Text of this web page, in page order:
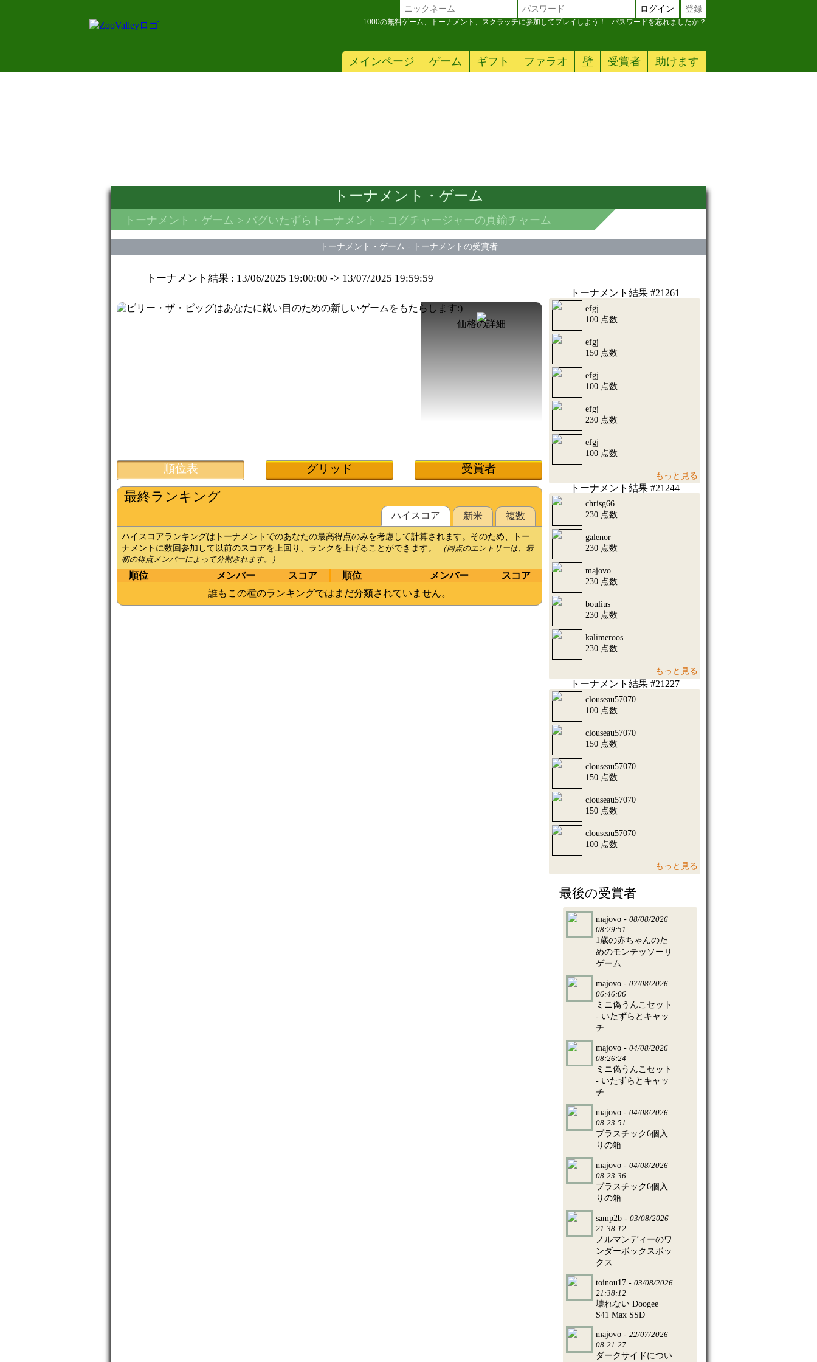
メインページ ゲーム ギフト ファラオ 壁 受賞者 助けます
ログイン 登録
1000の無料ゲーム、トーナメント、スクラッチに参加してプレイしよう！ パスワードを忘れましたか？
トーナメント・ゲーム
トーナメント・ゲーム > バグいたずらトーナメント - コグチャージャーの真鍮チャーム
トーナメント・ゲーム - トーナメントの受賞者
トーナメント結果 : 13/06/2025 19:00:00 -> 13/07/2025 19:59:59
価格の詳細
順位表 グリッド 受賞者
最終ランキング
ハイスコ​​ア 新米 複数
ハイスコアランキングはトーナメントでのあなたの最高得点のみを考慮して計算されます。そのため、トー
ナメントに数回参加して以前のスコアを上回り、ランクを上げることができます。
（同点のエントリーは、最
初の得点メンバーによって分割されます。）
順位 メンバー スコア 順位 メンバー
スコア
誰もこの種のランキングではまだ分類されていません。
トーナメント結果 #21261
efgj
100 点数
efgj
150 点数
efgj
100 点数
efgj
230 点数
efgj
100 点数
もっと見る
トーナメント結果 #21244
chrisg66
230 点数
galenor
230 点数
majovo
230 点数
boulius
230 点数
kalimeroos
230 点数
もっと見る
トーナメント結果 #21227
clouseau57070
100 点数
clouseau57070
150 点数
clouseau57070
150 点数
clouseau57070
150 点数
clouseau57070
100 点数
もっと見る
最後の受賞者
majovo - 08/08/2026
08:29:51
1歳の赤ちゃんのた
めのモンテッソーリ
ゲーム
majovo - 07/08/2026
06:46:06
ミニ偽うんこセット
- いたずらとキャッ
チ
majovo - 04/08/2026
08:26:24
ミニ偽うんこセット
- いたずらとキャッ
チ
majovo - 04/08/2026
08:23:51
プラスチック6個入
りの箱
majovo - 04/08/2026
08:23:36
プラスチック6個入
りの箱
samp2b - 03/08/2026
21:38:12
ノルマンディーのワ
ンダーボックスボッ
クス
toinou17 - 03/08/2026
21:38:12
壊れない Doogee
S41 Max SSD
majovo - 22/07/2026
08:21:27
ダークサイドについ